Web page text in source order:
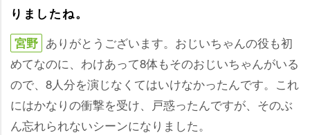
りましたね。
宮野 ありがとうございます。おじいちゃんの役も初
めてなのに、わけあって8体もそのおじいちゃんがいる
ので、8人分を演じなくてはいけなかったんです。これ
にはかなりの衝撃を受け、戸惑ったんですが、そのぶ
ん忘れられないシーンになりました。